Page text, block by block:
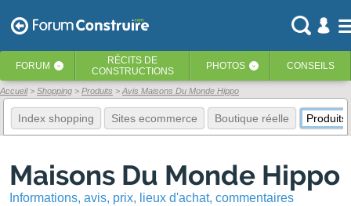
FORUM ‹ RÉCITS DE
CONSTRUCTIONS
PHOTOS ‹ CONSEILS
Accueil Shopping Produits Avis Maisons Du Monde Hippo
Index shopping Sites ecommerce Boutique réelle Produits
Maisons Du Monde Hippo
Informations, avis, prix, lieux d'achat, commentaires